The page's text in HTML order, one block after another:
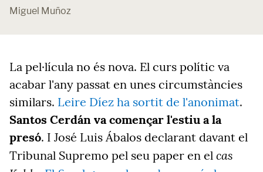
Miguel Muñoz
La pel·lícula no és nova. El curs polític va
acabar l'any passat en unes circumstàncies
similars. Leire Díez ha sortit de l'anonimat.
Santos Cerdán va començar l'estiu a la
presó. I José Luis Ábalos declarant davant el
Tribunal Supremo pel seu paper en el cas